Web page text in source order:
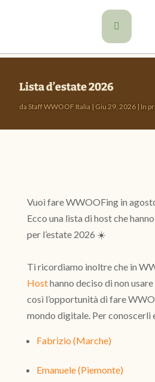

Lista d’estate 2026
da Staff WWOOF Italia | Giu 29, 2026 | In
Vuoi fare WWOOFing in
Ecco una lista di host che
per l’estate 2026 ☀️
Ti ricordiamo inoltre che in
Hosthanno deciso di non
così l’opportunità di fare
mondo digitale. Per conoscerli
Fabrizio (Marche)
Emanuele (Piemonte)